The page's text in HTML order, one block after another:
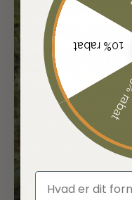
JAFI er en del
er
kæde inden
butikker i
Sammen
vi de bedste
SE PRODUKTER
10% rabat
fornavn